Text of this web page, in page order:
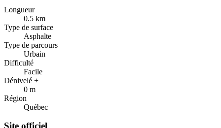
Longueur
0.5 km
Type de surface
Asphalte
Type de parcours
Urbain
Difficulté
Facile
Dénivelé +
0 m
Région
Québec
Site officiel